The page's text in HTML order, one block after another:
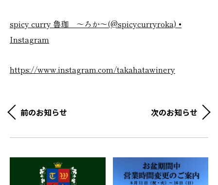
spicy curry 魯珈 ～ろか～(@spicycurryroka) •
Instagram
https://www.instagram.com/takahatawinery
前のお知らせ 次のお知らせ